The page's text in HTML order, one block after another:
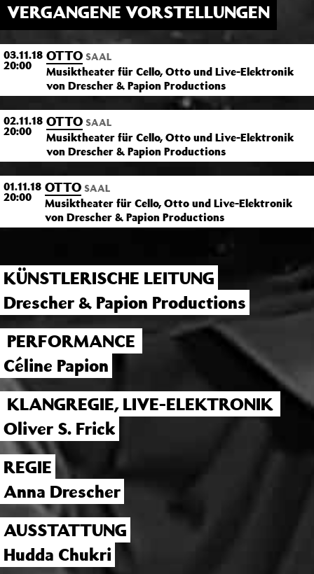
VERGANGENE VORSTELLUNGEN
03.11.18
20:00
OTTO SAAL
Musiktheater für Cello, Otto und Live-Elektronik
von Drescher & Papion Productions
02.11.18
20:00
OTTO SAAL
Musiktheater für Cello, Otto und Live-Elektronik
von Drescher & Papion Productions
01.11.18
20:00
OTTO SAAL
Musiktheater für Cello, Otto und Live-Elektronik
von Drescher & Papion Productions
KÜNSTLERISCHE LEITUNG
Drescher & Papion Productions
PERFORMANCE
Céline Papion
KLANGREGIE, LIVE-ELEKTRONIK
Oliver S. Frick
REGIE
Anna Drescher
AUSSTATTUNG
Hudda Chukri